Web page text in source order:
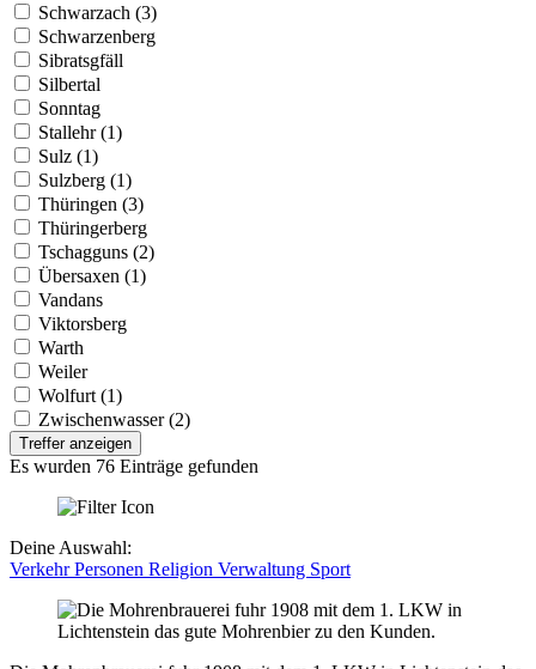
Schwarzach (3)
Schwarzenberg
Sibratsgfäll
Silbertal
Sonntag
Stallehr (1)
Sulz (1)
Sulzberg (1)
Thüringen (3)
Thüringerberg
Tschagguns (2)
Übersaxen (1)
Vandans
Viktorsberg
Warth
Weiler
Wolfurt (1)
Zwischenwasser (2)
Treffer anzeigen
Es wurden 76 Einträge gefunden
Deine Auswahl:
VerkehrPersonen Religion Verwaltung Sport